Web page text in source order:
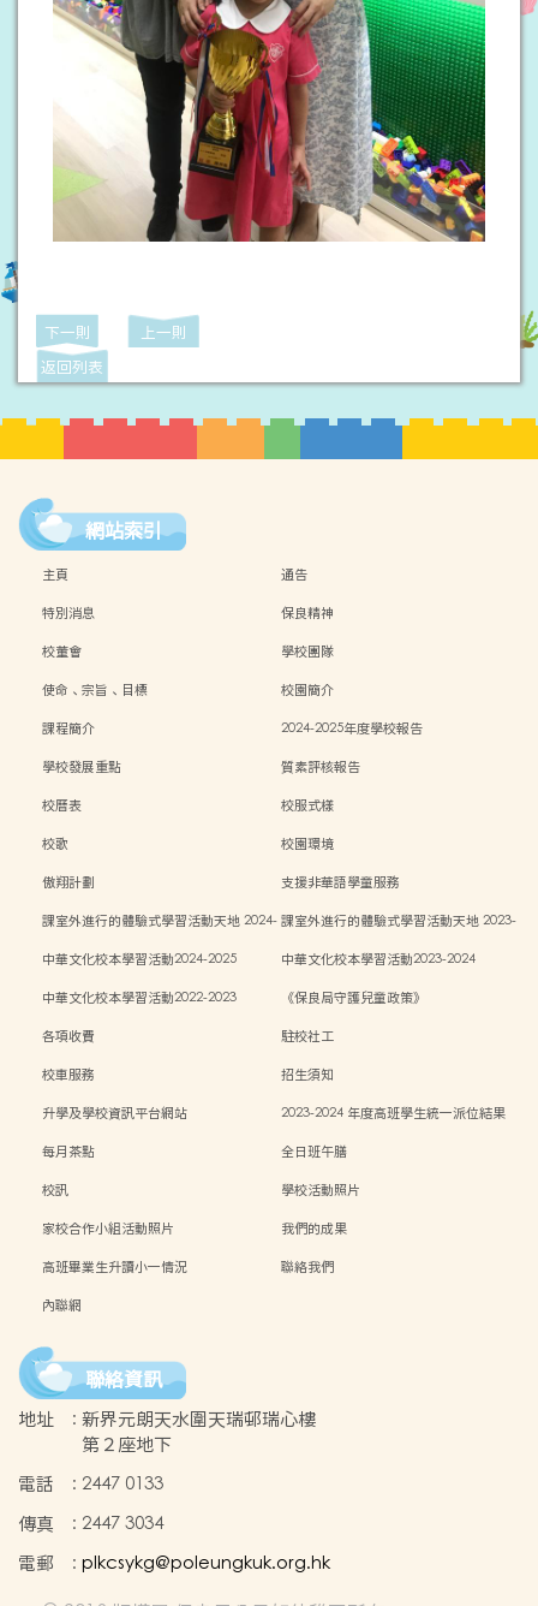
下一則
上一則
返回列表
網站索引
主頁
通告
特別消息
保良精神
校董會
學校團隊
使命、宗旨、目標
校園簡介
課程簡介
2024-2025年度學校報告
學校發展重點
質素評核報告
校曆表
校服式樣
校歌
校園環境
傲翔計劃
支援非華語學童服務
課室外進行的體驗式學習活動天地 2024-課室外進行的體驗式學習活動天地 2023-
中華文化校本學習活動2024-2025
中華文化校本學習活動2023-2024
中華文化校本學習活動2022-2023
《保良局守護兒童政策》
各項收費
駐校社工
校車服務
招生須知
升學及學校資訊平台網站
2023-2024 年度高班學生統一派位結果
每月茶點
全日班午膳
校訊
學校活動照片
家校合作小組活動照片
我們的成果
高班畢業生升讀小一情況
聯絡我們
內聯網
聯絡資訊
地址 : 新界元朗天水圍天瑞邨瑞心樓
第２座地下
電話
: 2447 0133
傳真
: 2447 3034
電郵
: plkcsykg@poleungkuk.org.hk